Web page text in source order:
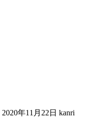
2020年11月22日 kanri